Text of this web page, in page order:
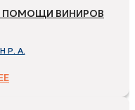
ПОМОЩИ ВИНИРОВ
Р. А.